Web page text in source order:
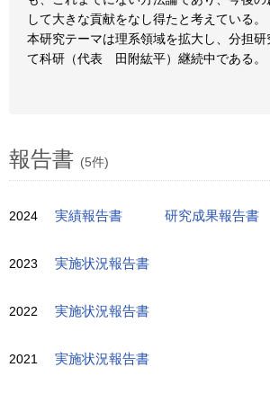
して大きな貢献をなし得たと考えている。
本研究テーマは理系領域を拡大し、分担研
て科研（代表 田附紘平）継続中である。
報告書 (5件)
2024 実績報告書 研究成果報告書
2023 実施状況報告書
2022 実施状況報告書
2021 実施状況報告書